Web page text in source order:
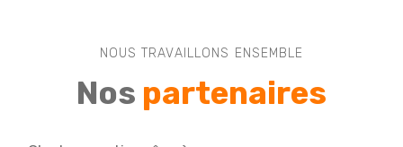
NOUS TRAVAILLONS ENSEMBLE
Nos partenaires